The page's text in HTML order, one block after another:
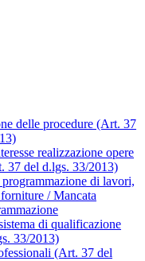
delle procedure (Art. 37
realizzazione opere
37 del d.lgs. 33/2013)
di lavori,
/ Mancata
di qualificazione
33/2013)
(Art. 37 del